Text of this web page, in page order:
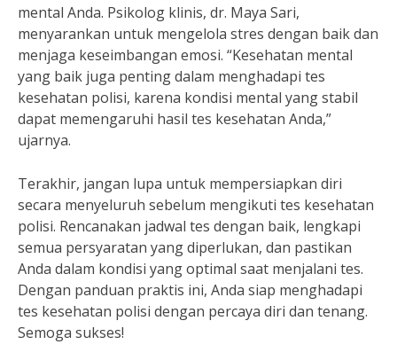
mental Anda. Psikolog klinis, dr. Maya Sari,
menyarankan untuk mengelola stres dengan baik dan
menjaga keseimbangan emosi. “Kesehatan mental
yang baik juga penting dalam menghadapi tes
kesehatan polisi, karena kondisi mental yang stabil
dapat memengaruhi hasil tes kesehatan Anda,”
ujarnya.
Terakhir, jangan lupa untuk mempersiapkan diri
secara menyeluruh sebelum mengikuti tes kesehatan
polisi. Rencanakan jadwal tes dengan baik, lengkapi
semua persyaratan yang diperlukan, dan pastikan
Anda dalam kondisi yang optimal saat menjalani tes.
Dengan panduan praktis ini, Anda siap menghadapi
tes kesehatan polisi dengan percaya diri dan tenang.
Semoga sukses!